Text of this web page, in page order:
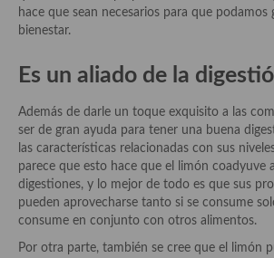
Postres y dulces
Postres con frutas
Quesos, recetas
Salazones y encurtidos
Recetas Especiales
Recetas de Cuaresma
Recetas maridadas con los mejores AOVES
hace que sean necesarios para que podamos
bienestar.
Es un aliado de la
Además de darle un toque exquisito a las
ser de gran ayuda para tener una buena
las características relacionadas con sus
parece que esto hace que el limón coadyuve
digestiones, y lo mejor de todo es que sus
pueden aprovecharse tanto si se consume
consume en conjunto con otros alimentos.
Por otra parte, también se cree que el limón